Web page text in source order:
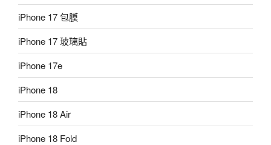
iPhone 17 包膜
iPhone 17 玻璃貼
iPhone 17e
iPhone 18
iPhone 18 Air
iPhone 18 Fold